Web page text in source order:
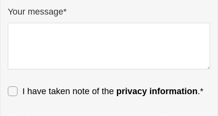
Your message*
I have taken note of the privacy information.*